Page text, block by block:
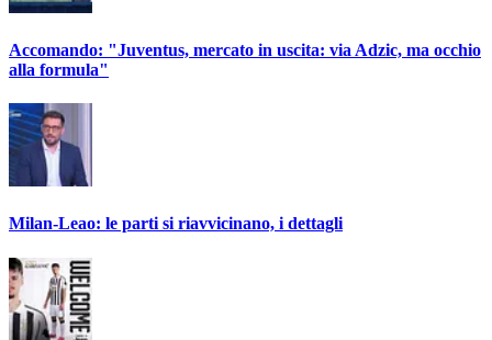
Accomando: "Juventus, mercato in uscita: via Adzic, ma occhio
alla formula"
Milan-Leao: le parti si riavvicinano, i dettagli